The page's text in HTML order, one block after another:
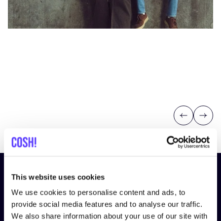
This website uses cookies
We use cookies to personalise content and ads, to
provide social media features and to analyse our traffic.
We also share information about your use of our site with
Previous
Next
Inscrivez-vous à notre lettre
d’information et restez informé !
Nom *